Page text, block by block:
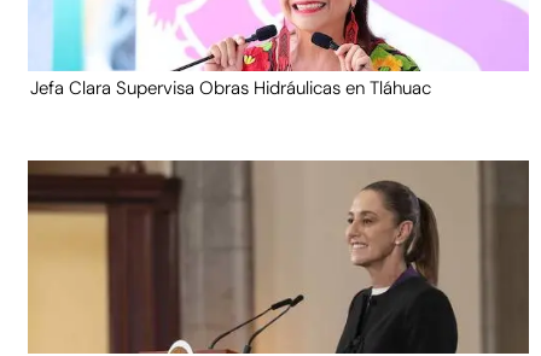
Jefa Clara Supervisa Obras Hidráulicas en Tláhuac